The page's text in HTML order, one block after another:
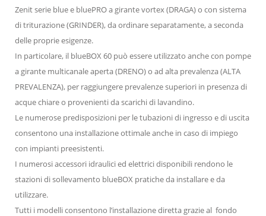
Zenit serie blue e bluePRO a girante vortex (DRAGA) o con sistema
di triturazione (GRINDER), da ordinare separatamente, a seconda
delle proprie esigenze.
In particolare, il blueBOX 60 può essere utilizzato anche con pompe
a girante multicanale aperta (DRENO) o ad alta prevalenza (ALTA
PREVALENZA), per raggiungere prevalenze superiori in presenza di
acque chiare o provenienti da scarichi di lavandino.
Le numerose predisposizioni per le tubazioni di ingresso e di uscita
consentono una installazione ottimale anche in caso di impiego
con impianti preesistenti.
I numerosi accessori idraulici ed elettrici disponibili rendono le
stazioni di sollevamento blueBOX pratiche da installare e da
utilizzare.
Tutti i modelli consentono l’installazione diretta grazie al fondo